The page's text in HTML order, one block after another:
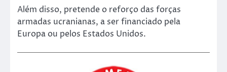
Além disso, pretende o reforço das forças
armadas ucranianas, a ser financiado pela
Europa ou pelos Estados Unidos.